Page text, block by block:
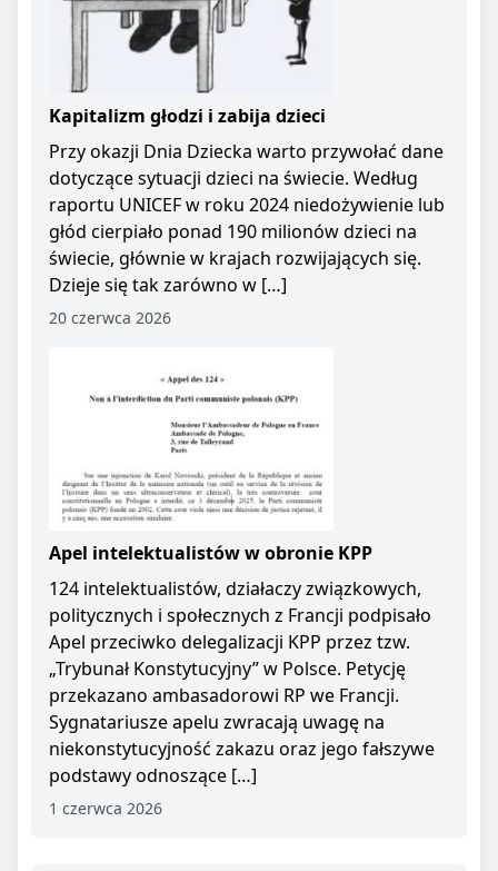
Kapitalizm głodzi i zabija dzieci
Przy okazji Dnia Dziecka warto przywołać dane
dotyczące sytuacji dzieci na świecie. Według
raportu UNICEF w roku 2024 niedożywienie lub
głód cierpiało ponad 190 milionów dzieci na
świecie, głównie w krajach rozwijających się.
Dzieje się tak zarówno w […]
20 czerwca 2026
Apel intelektualistów w obronie KPP
124 intelektualistów, działaczy związkowych,
politycznych i społecznych z Francji podpisało
Apel przeciwko delegalizacji KPP przez tzw.
„Trybunał Konstytucyjny” w Polsce. Petycję
przekazano ambasadorowi RP we Francji.
Sygnatariusze apelu zwracają uwagę na
niekonstytucyjność zakazu oraz jego fałszywe
podstawy odnoszące […]
1 czerwca 2026